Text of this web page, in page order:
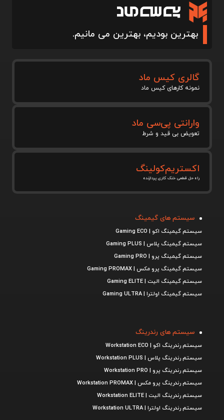
بهترین بودیم، بهترین می مانیم.
گالری کیس ماد
نمونه کارهای کیس ماد
وارانتی پی‌سی ماد
تعویض بی قید و شرط
اکستریم‌کولینگ
راه حل قطعی خنک کاری پردازنده
سیستم های گیمینگ
سیستم گیمینگ اکو | Gaming ECO
سیستم گیمینگ پلاس | Gaming PLUS
سیستم گیمینگ پرو | Gaming PRO
سیستم گیمینگ پرو مکس | Gaming PROMAX
سیستم گیمینگ الیت | Gaming ELITE
سیستم گیمینگ اولترا | Gaming ULTRA
سیستم های رندرینگ
سیستم رندرینگ اکو | Workstation ECO
سیستم رندرینگ پلاس | Workstation PLUS
سیستم رندرینگ پرو | Workstation PRO
سیستم رندرینگ پرو مکس | Workstation PROMAX
سیستم رندرینگ الیت | Workstation ELITE
سیستم رندرینگ اولترا | Workstation ULTRA